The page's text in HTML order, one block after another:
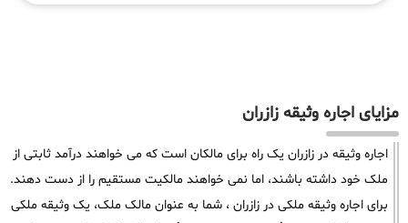
مزایای اجاره وثیقه زازران
اجاره وثیقه در زازران یک راه برای مالکان است که می خواهند درآمد ثابتی از
ملک خود داشته باشند، اما نمی خواهند مالکیت مستقیم را از دست دهند.
برای اجاره وثیقه ملکی در زازران ، شما به عنوان مالک ملک، یک وثیقه ملکی